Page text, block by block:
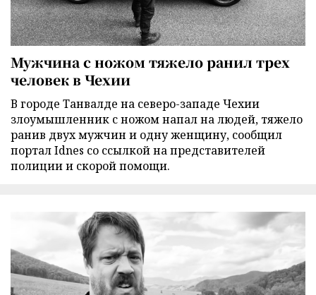
Мужчина с ножом тяжело ранил трех
человек в Чехии
В городе Танвалде на северо-западе Чехии
злоумышленник с ножом напал на людей, тяжело
ранив двух мужчин и одну женщину, сообщил
портал Idnes со ссылкой на представителей
полиции и скорой помощи.